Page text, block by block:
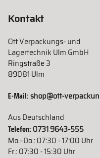
Kontakt
Ott Verpackungs- und
Lagertechnik Ulm GmbH
Ringstraße 3
89081 Ulm
E-Mail:shop@ott-
Aus Deutschland
Telefon: 0731 9643-555
Mo.–Do.: 07:30 - 17:00 Uhr
Fr.: 07:30 - 15:30 Uhr